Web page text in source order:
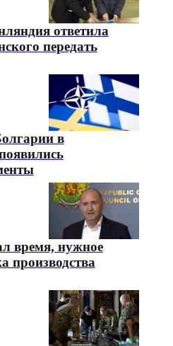
ответила
передать
в
время, нужное
производства